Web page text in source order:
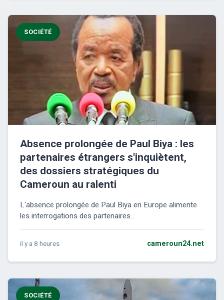
SOCIÉTÉ
Absence prolongée de Paul Biya : les
partenaires étrangers s'inquiètent,
des dossiers stratégiques du
Cameroun au ralenti
L'absence prolongée de Paul Biya en Europe alimente
les interrogations des partenaires...
il y a 8 heures cameroun24.net
SOCIÉTÉ